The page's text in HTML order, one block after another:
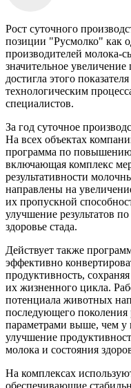
Рост суточного
позиции "Русмолко" как
производителей молока-
значительное
достигла этого
технологическим
специалистов.
За год суточное
На всех объектах
программа по повышению
включающая комплекс
результативности
направлены на
их пропускной
улучшение результатов
здоровье стада.
Действует также
эффективно
продуктивность,
их жизненного цикла.
потенциала животных
последующего поколения
параметрами выше, чем у
улучшение
молока и состояния
На комплексах